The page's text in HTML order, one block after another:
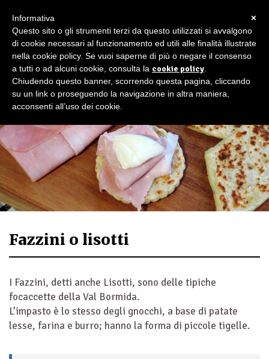
Fazzini o lisotti
I Fazzini, detti anche Lisotti, sono delle tipiche
focaccette della Val Bormida.
L’impasto è lo stesso degli gnocchi, a base di patate
lesse, farina e burro; hanno la forma di piccole tigelle.
×
Informativa
Questo sito o gli strumenti terzi da questo utilizzati si avvalgono
di cookie necessari al funzionamento ed utili alle finalità illustrate
nella cookie policy. Se vuoi saperne di più o negare il consenso
a tutti o ad alcuni cookie, consulta la cookie policy
Chiudendo questo banner, scorrendo questa pagina, cliccando
su un link o proseguendo la navigazione in altra maniera,
acconsenti all’uso dei cookie.